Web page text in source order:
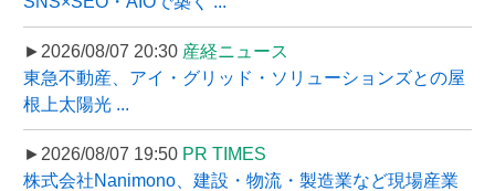
►2026/08/07 20:30 産経ニュース
東急不動産、アイ・グリッド・ソリューションズとの屋
根上太陽光 ...
►2026/08/07 19:50 PR TIMES
株式会社Nanimono、建設・物流・製造業など現場産業